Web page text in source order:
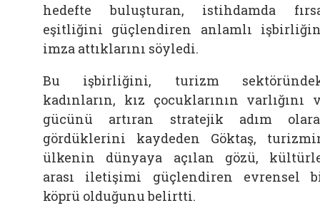
hedefte buluşturan, istihdamda
eşitliğini güçlendiren anlamlı
imza attıklarını söyledi.
Bu işbirliğini, turizm
kadınların, kız çocuklarının varlığını
gücünü artıran stratejik adım
gördüklerini kaydeden Göktaş,
ülkenin dünyaya açılan gözü,
arası iletişimi güçlendiren evrensel
köprü olduğunu belirtti.